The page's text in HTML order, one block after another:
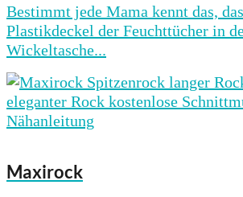
Bestimmt jede Mama kennt das,
Plastikdeckel der Feuchttücher in
Wickeltasche...
Maxirock